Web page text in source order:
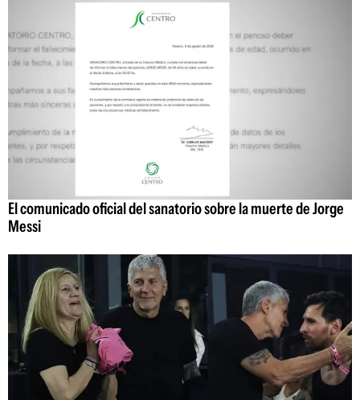
El comunicado oficial del sanatorio sobre la muerte de Jorge
Messi